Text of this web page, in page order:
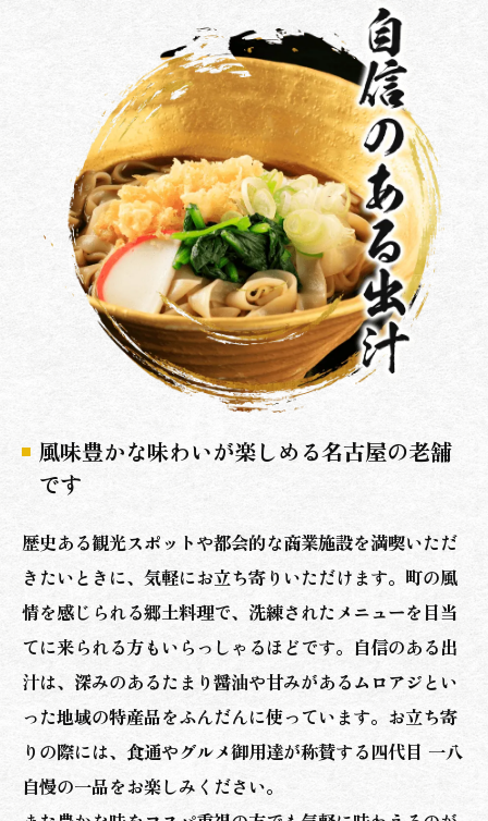
風味豊かな味わいが楽しめる名古屋の老舗
です
歴史ある観光スポットや都会的な商業施設を満喫いただ
きたいときに、気軽にお立ち寄りいただけます。町の風
情を感じられる郷土料理で、洗練されたメニューを目当
てに来られる方もいらっしゃるほどです。自信のある出
汁は、深みのあるたまり醤油や甘みがあるムロアジとい
った地域の特産品をふんだんに使っています。お立ち寄
りの際には、食通やグルメ御用達が称賛する四代目 一八
自慢の一品をお楽しみください。